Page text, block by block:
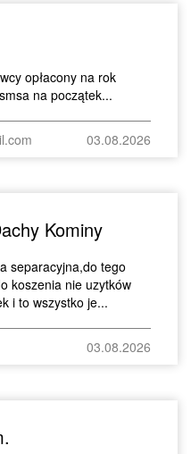
opłacony na rok
na początek...
03.08.2026
Kominy
separacyjna,do tego
koszenia nie uzytków
i to wszystko je...
03.08.2026